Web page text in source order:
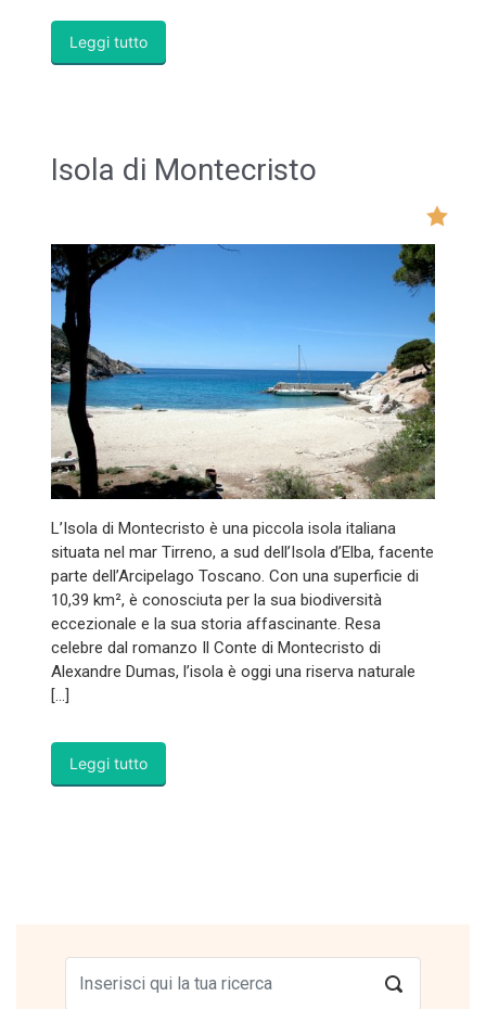
Leggi tutto
Isola di Montecristo
L’Isola di Montecristo è una piccola isola italiana
situata nel mar Tirreno, a sud dell’Isola d’Elba, facente
parte dell’Arcipelago Toscano. Con una superficie di
10,39 km², è conosciuta per la sua biodiversità
eccezionale e la sua storia affascinante. Resa
celebre dal romanzo Il Conte di Montecristo di
Alexandre Dumas, l’isola è oggi una riserva naturale
[…]
Leggi tutto